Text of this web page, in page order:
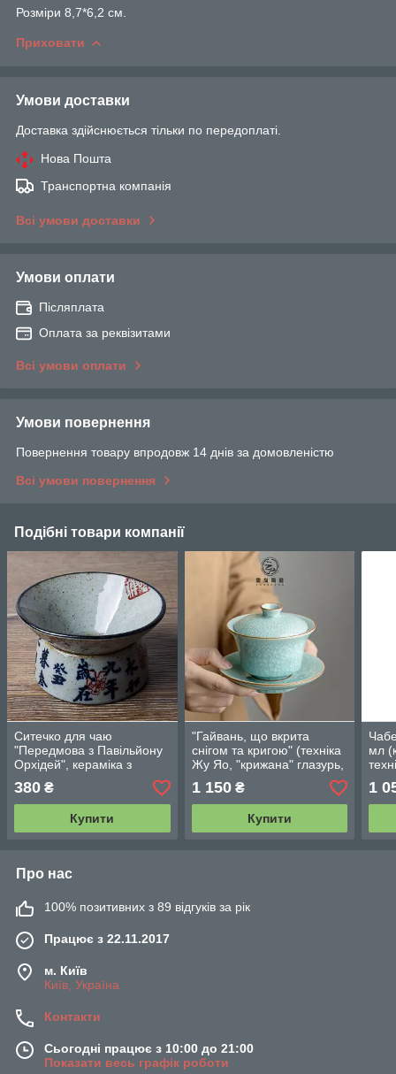
Розміри 8,7*6,2 см.
Приховати
Умови доставки
Доставка здійснюється тільки по передоплаті.
Нова Пошта
Транспортна компанія
Всі умови доставки
Умови оплати
Післяплата
Оплата за реквізитами
Всі умови оплати
Умови повернення
Повернення товару впродовж 14 днів за домовленістю
Всі умови повернення
Подібні товари компанії
Ситечко для чаю
"Передмова з Павільйону
Орхідей", кераміка з
Чаочжоу
380 ₴
Купити
"Гайвань, що вкрита
снігом та кригою" (техніка
Жу Яо, "крижана" глазурь,
Дехуа), 180 мл
1 150₴
Купити
мл
1
Про нас
100% позитивних з 89 відгуків за рік
Працює з 22.11.2017
м. Київ
Київ, Україна
Контакти
Сьогодні працює з 10:00 до 21:00
Показати весь графік роботи